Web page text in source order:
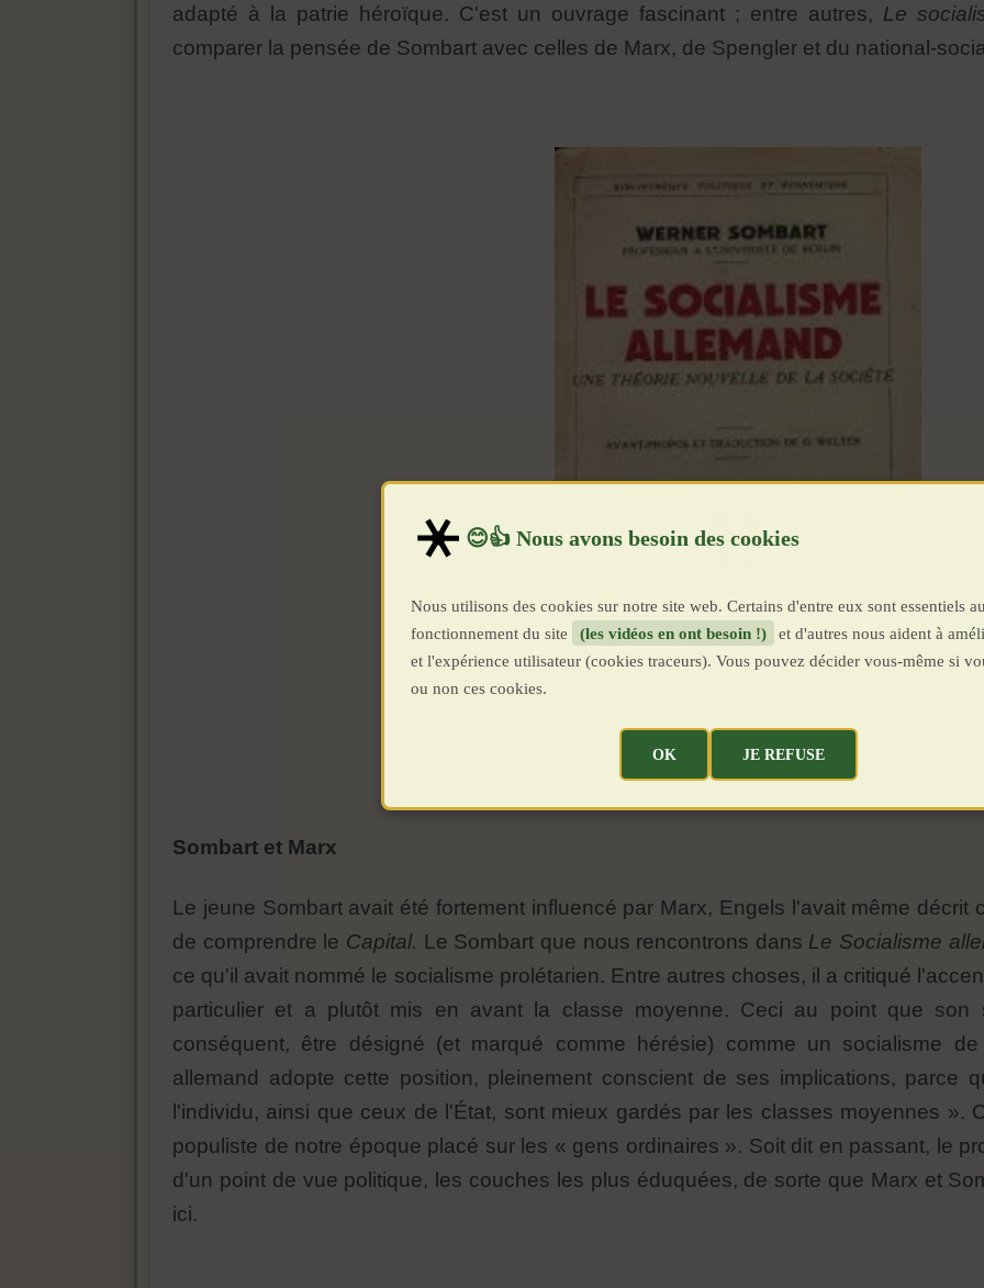
adapté à la patrie héroïque. C'est un ouvrage fascinant ; entre autres, Le
comparer la pensée de Sombart avec celles de Marx, de Spengler et du national-
Sombart et Marx
Le jeune Sombart avait été fortement influencé par Marx, Engels l'avait même décrit
de comprendre le Capital. Le Sombart que nous rencontrons dans Le Socialisme
ce qu'il avait nommé le socialisme prolétarien. Entre autres choses, il a critiqué
particulier et a plutôt mis en avant la classe moyenne. Ceci au point que son
conséquent, être désigné (et marqué comme hérésie) comme un socialisme
allemand adopte cette position, pleinement conscient de ses implications, parce
l'individu, ainsi que ceux de l'État, sont mieux gardés par les classes moyennes ».
populiste de notre époque placé sur les « gens ordinaires ». Soit dit en passant, le
d'un point de vue politique, les couches les plus éduquées, de sorte que Marx et
ici.
Nous utilisons des cookies sur notre site web. Certains d'entre eux sont essentiels au
fonctionnement du site
(les vidéos en ont besoin !)
et d'autres nous aident à
et l'expérience utilisateur (cookies traceurs). Vous pouvez décider vous-même si
ou non ces cookies.
OK JE REFUSE